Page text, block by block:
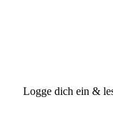
Logge dich ein &